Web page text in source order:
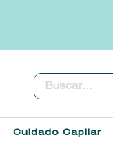
Buscar...
Cuidado Capilar
1.